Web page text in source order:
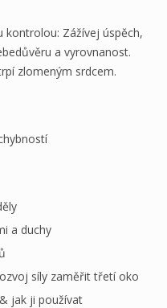
Zážívej úspěch,
a vyrovnanost.
zlomeným srdcem.
a duchy
síly zaměřit třetí oko
jak ji používat